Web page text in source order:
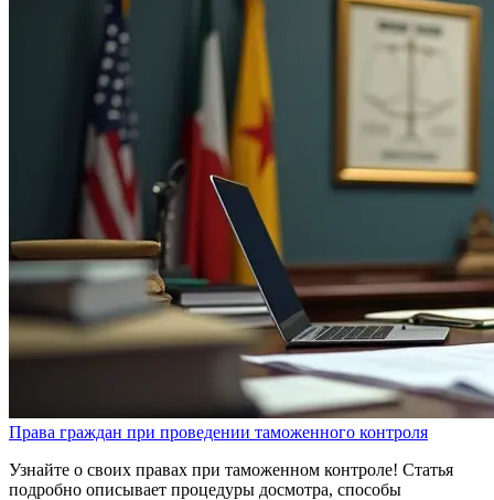
Права граждан при проведении таможенного контроля
Узнайте о своих правах при таможенном контроле! Статья
подробно описывает процедуры досмотра, способы